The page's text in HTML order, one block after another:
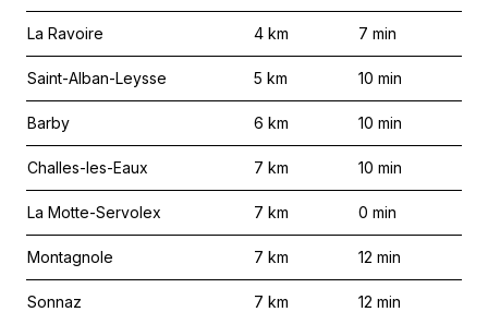
La Ravoire 4 km 7 min
Saint-Alban-Leysse 5 km 10 min
Barby 6 km 10 min
Challes-les-Eaux 7 km 10 min
La Motte-Servolex 7 km 0 min
Montagnole 7 km 12 min
Sonnaz 7 km 12 min